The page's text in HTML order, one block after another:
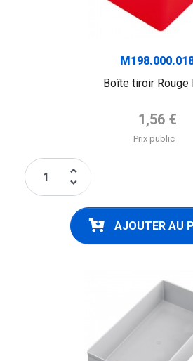
Boîte tiroir Rouge
Prix de
1,56 €
Prix public
keyboard_arrow_up
keyboard_arrow_down
AJOUTER AU